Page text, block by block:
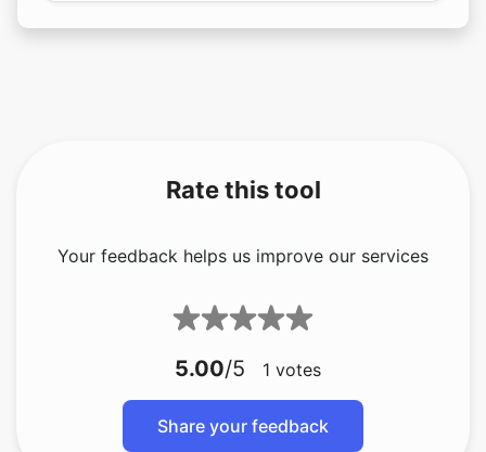
Rate this tool
Your feedback helps us improve our services
5.00/5 1 votes
Share your feedback